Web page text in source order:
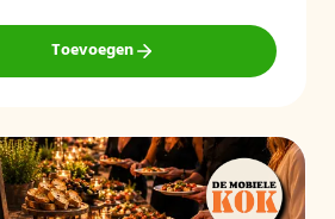
Toevoegen